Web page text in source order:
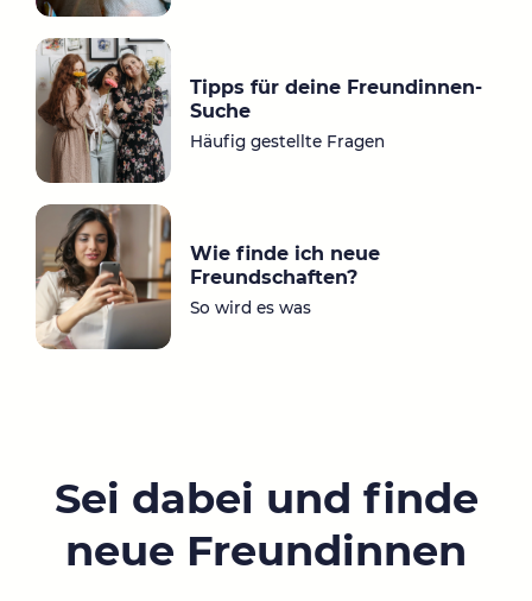
Tipps für deine Freundinnen-
Suche
Häufig gestellte Fragen
Wie finde ich neue
Freundschaften?
So wird es was
Sei dabei und finde
neue Freundinnen